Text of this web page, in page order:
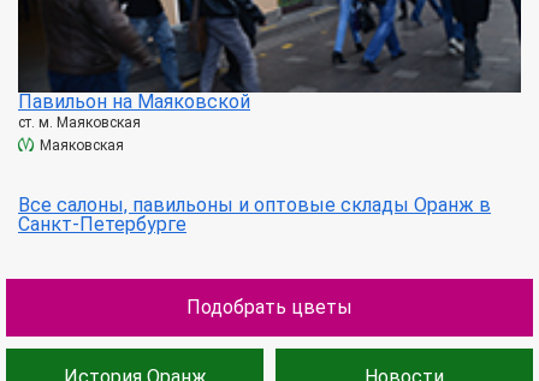
Павильон на Маяковской
ст. м. Маяковская
Маяковская
Все салоны, павильоны и оптовые склады Оранж в
Санкт-Петербурге
Подобрать цветы
История Оранж Новости